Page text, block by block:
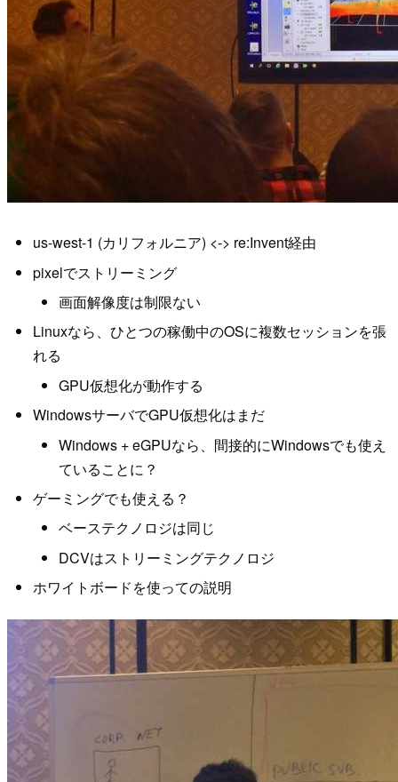
us-west-1 (カリフォルニア) <-> re:Invent経由
pixelでストリーミング
画面解像度は制限ない
Linuxなら、ひとつの稼働中のOSに複数セッションを張
れる
GPU仮想化が動作する
WindowsサーバでGPU仮想化はまだ
Windows + eGPUなら、間接的にWindowsでも使え
ていることに？
ゲーミングでも使える？
ベーステクノロジは同じ
DCVはストリーミングテクノロジ
ホワイトボードを使っての説明